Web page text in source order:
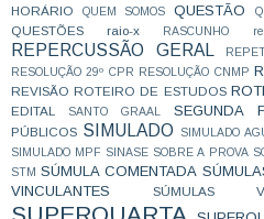
HORÁRIO
QUEM SOMOS QUESTÃO
QUESTÕES raio-x RASCUNHO
REPERCUSSÃO GERAL
RESOLUÇÃO 29º CPR
RESOLUÇÃO CNMP
REVISÃO ROTEIRO DE ESTUDOS
EDITAL
SANTO GRAAL SEGUNDA
PÚBLICOS SIMULADO SIMULADO
SIMULADO MPF SINASE SOBRE A PROVA
STM SÚMULA COMENTADA
VINCULANTES
SÚMULAS
SUPERQUARTA